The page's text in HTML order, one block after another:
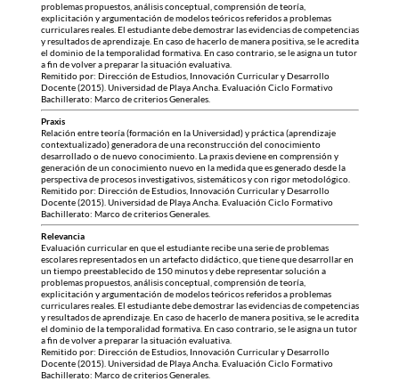
problemas propuestos, análisis conceptual, comprensión de teoría,
explicitación y argumentación de modelos teóricos referidos a problemas
curriculares reales. El estudiante debe demostrar las evidencias de competencias
y resultados de aprendizaje. En caso de hacerlo de manera positiva, se le acredita
el dominio de la temporalidad formativa. En caso contrario, se le asigna un tutor
a fin de volver a preparar la situación evaluativa.
Remitido por: Dirección de Estudios, Innovación Curricular y Desarrollo
Docente (2015). Universidad de Playa Ancha. Evaluación Ciclo Formativo
Bachillerato: Marco de criterios Generales.
Praxis
Relación entre teoría (formación en la Universidad) y práctica (aprendizaje
contextualizado) generadora de una reconstrucción del conocimiento
desarrollado o de nuevo conocimiento. La praxis deviene en comprensión y
generación de un conocimiento nuevo en la medida que es generado desde la
perspectiva de procesos investigativos, sistemáticos y con rigor metodológico.
Remitido por: Dirección de Estudios, Innovación Curricular y Desarrollo
Docente (2015). Universidad de Playa Ancha. Evaluación Ciclo Formativo
Bachillerato: Marco de criterios Generales.
Relevancia
Evaluación curricular en que el estudiante recibe una serie de problemas
escolares representados en un artefacto didáctico, que tiene que desarrollar en
un tiempo preestablecido de 150 minutos y debe representar solución a
problemas propuestos, análisis conceptual, comprensión de teoría,
explicitación y argumentación de modelos teóricos referidos a problemas
curriculares reales. El estudiante debe demostrar las evidencias de competencias
y resultados de aprendizaje. En caso de hacerlo de manera positiva, se le acredita
el dominio de la temporalidad formativa. En caso contrario, se le asigna un tutor
a fin de volver a preparar la situación evaluativa.
Remitido por: Dirección de Estudios, Innovación Curricular y Desarrollo
Docente (2015). Universidad de Playa Ancha. Evaluación Ciclo Formativo
Bachillerato: Marco de criterios Generales.